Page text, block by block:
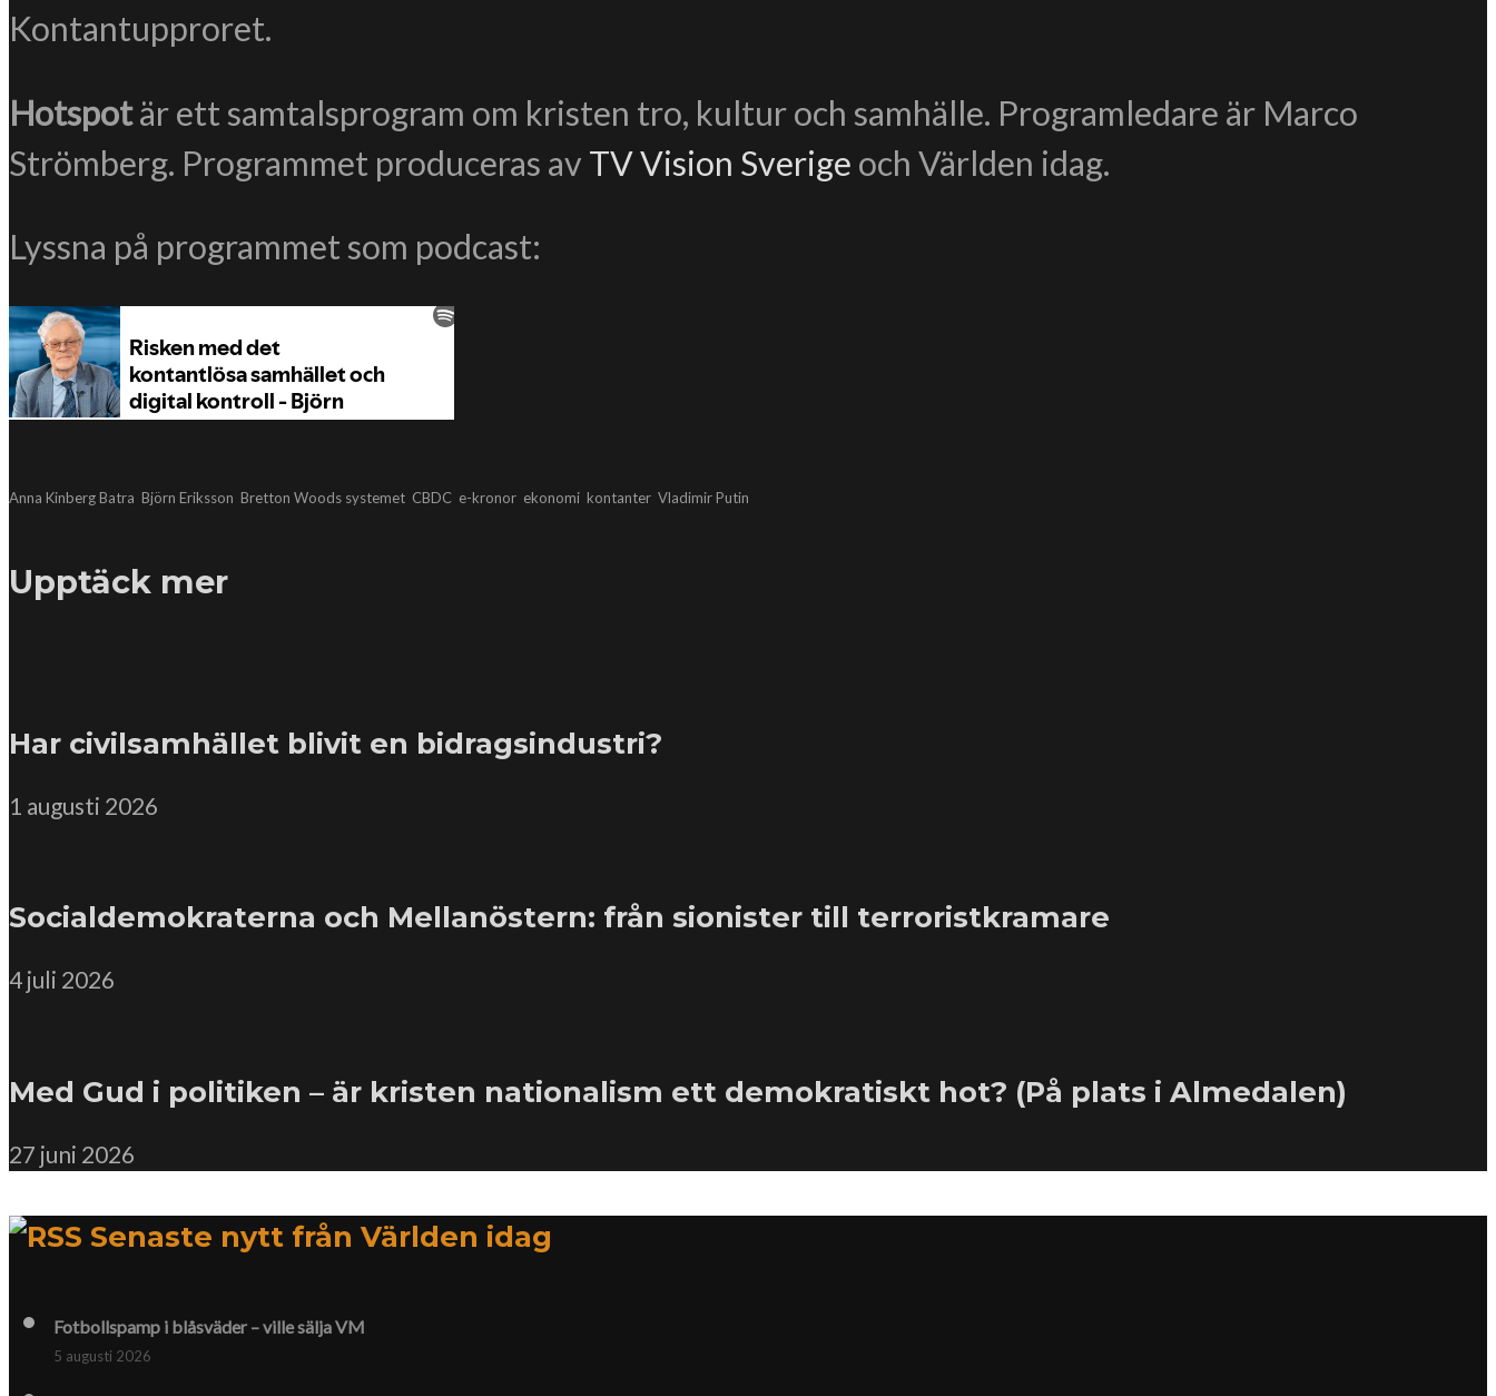
Kontantupproret.
Hotspotär ett samtalsprogram om kristen tro, kultur och samhälle. Programledare är Marco
Strömberg. Programmet produceras av TV Vision Sverige och Världen idag.
Lyssna på programmet som podcast:
Anna Kinberg Batra Björn Eriksson Bretton Woods systemet CBDC e-kronor ekonomi kontanter Vladimir Putin
Upptäck mer
Har civilsamhället blivit en bidragsindustri?
1 augusti 2026
Socialdemokraterna och Mellanöstern: från sionister till terroristkramare
4 juli 2026
Med Gud i politiken – är kristen nationalism ett demokratiskt hot? (På plats i Almedalen)
27 juni 2026
Senaste nytt från Världen idag
Fotbollspamp i blåsväder – ville sälja VM
5 augusti 2026